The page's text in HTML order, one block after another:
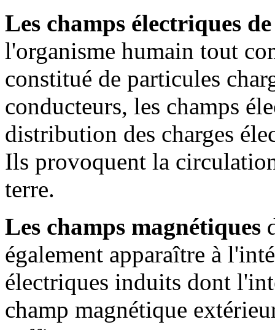
Les champs électriques
l'organisme humain tout
constitué de particules
conducteurs, les champs
distribution des charges
Ils provoquent la
terre.
Les champs magnétiques
également apparaître à
électriques induits dont
champ magnétique